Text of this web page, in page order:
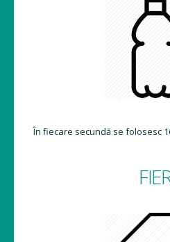
În fiecare secundă se folosesc